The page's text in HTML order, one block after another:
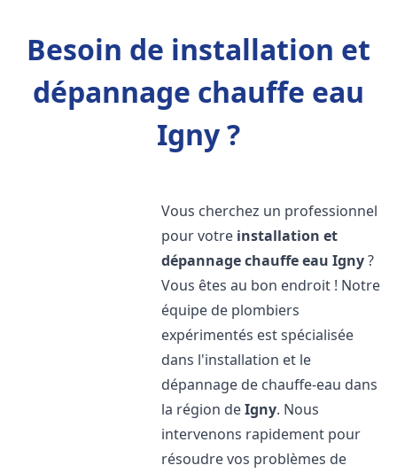
Besoin de installation et
dépannage chauffe eau
Igny ?
Vous cherchez un professionnel
pour votre installation et
dépannage chauffe eau Igny?
Vous êtes au bon endroit ! Notre
équipe de plombiers
expérimentés est spécialisée
dans l'installation et le
dépannage de chauffe-eau dans
la région deIgny. Nous
intervenons rapidement pour
résoudre vos problèmes de